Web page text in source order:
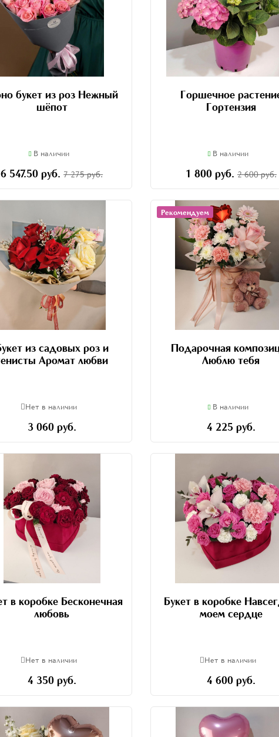
букет из роз Нежный
шёпот
В наличии
6 547.50 руб. 7 275 руб.
Горшечное
Гортензия
В наличии
1 800 руб. 2 600 руб.
из садовых роз и
Аромат любви
Нет в наличии
3 060 руб.
Рекомендуем
Подарочная
Люблю тебя
В наличии
4 225 руб.
в коробке Бесконечная
любовь
Нет в наличии
4 350 руб.
Букет в коробке
моем сердце
Нет в наличии
4 600 руб.